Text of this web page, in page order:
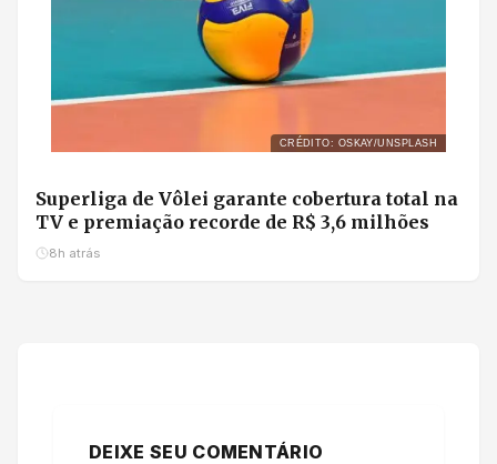
CRÉDITO: OSKAY/UNSPLASH
Superliga de Vôlei garante cobertura total na
TV e premiação recorde de R$ 3,6 milhões
8h atrás
DEIXE SEU COMENTÁRIO